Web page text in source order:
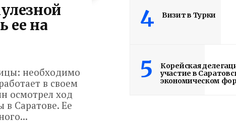
ее на
необходимо
в своем
осмотрел ход
в Саратове. Ее
4 Визит в Турки
5
Корейская
участие в
экономическом